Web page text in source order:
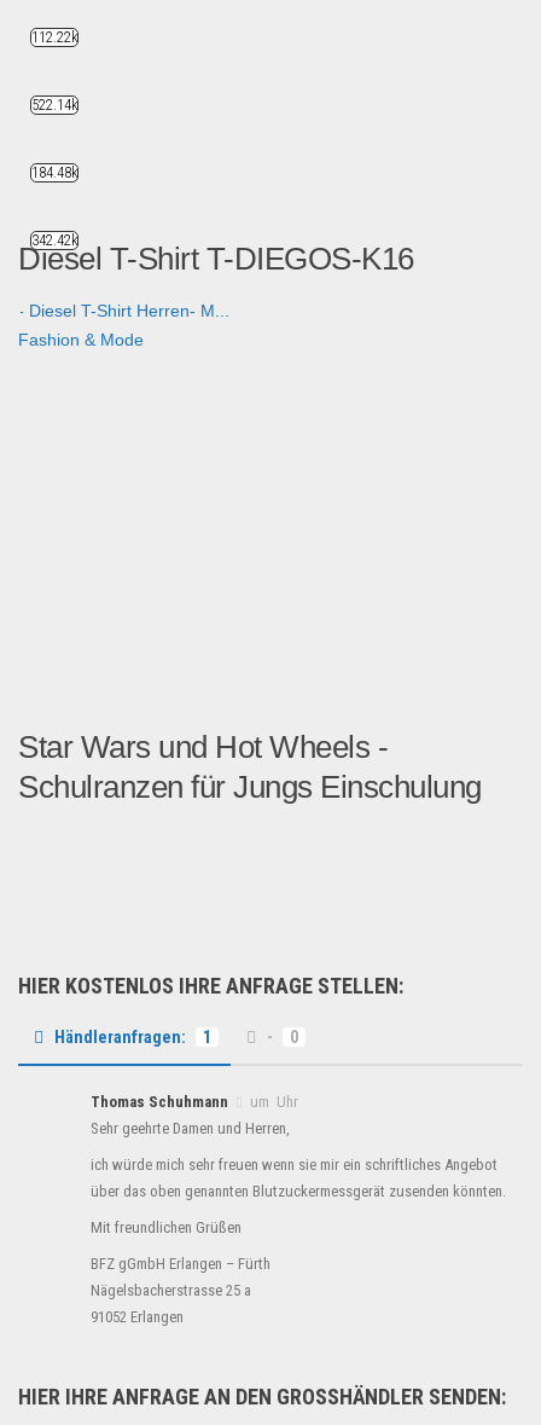
Diesel T-Shirt T-DIEGOS-K16
- Diesel T-Shirt Herren- M...
Fashion & Mode
Star Wars und Hot Wheels -
Schulranzen für Jungs Einschulung
HIER KOSTENLOS IHRE ANFRAGE STELLEN:
Händleranfragen: 1 - 0
Thomas Schuhmann
um Uhr
Sehr geehrte Damen und Herren,
ich würde mich sehr freuen wenn sie mir ein schriftliches Angebot
über das oben genannten Blutzuckermessgerät zusenden könnten.
Mit freundlichen Grüßen
BFZ gGmbH Erlangen – Fürth
Nägelsbacherstrasse 25 a
91052 Erlangen
HIER IHRE ANFRAGE AN DEN GROSSHÄNDLER SENDEN:
112.22k
522.14k
184.48k
342.42k